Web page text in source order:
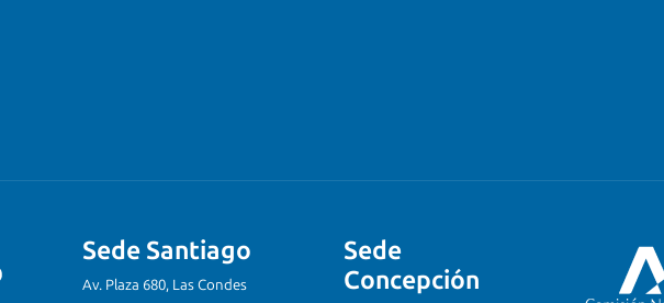
Sede Santiago
Av. Plaza 680, Las Condes
Sede
Concepción